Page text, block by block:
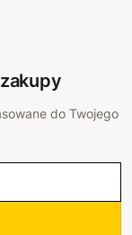
do Twojego